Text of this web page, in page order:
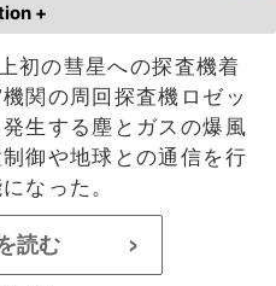
+
初の彗星への探査機着
関の周回探査機ロゼッ
生する塵とガスの爆風
御や地球との通信を行
なった。
読む >